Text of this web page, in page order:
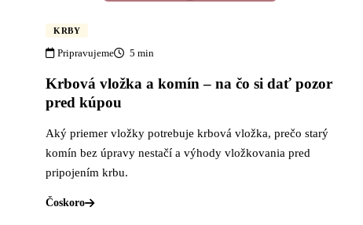
KRBY
Pripravujeme 5 min
Krbová vložka a komín – na čo si dať pozor
pred kúpou
Aký priemer vložky potrebuje krbová vložka, prečo starý
komín bez úpravy nestačí a výhody vložkovania pred
pripojením krbu.
Čoskoro